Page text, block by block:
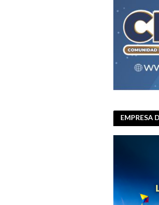
EMPRESA